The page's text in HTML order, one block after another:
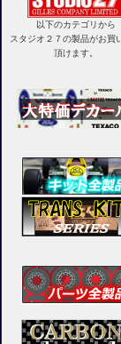
以下のカテゴリから
スタジオ２７の製品がお買
頂けます。